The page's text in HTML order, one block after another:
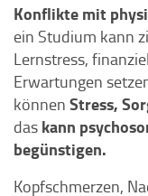
Konflikte mit
ein Studium kann
Lernstress,
Erwartungen
können Stress,
das kann
begünstigen.
Kopfschmerzen,